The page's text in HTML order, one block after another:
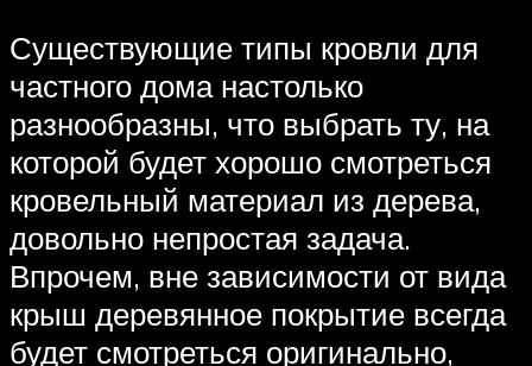
Существующие типы кровли для
частного дома настолько
разнообразны, что выбрать ту, на
которой будет хорошо смотреться
кровельный материал из дерева,
довольно непростая задача.
Впрочем, вне зависимости от вида
крыш деревянное покрытие всегда
будет смотреться оригинально,